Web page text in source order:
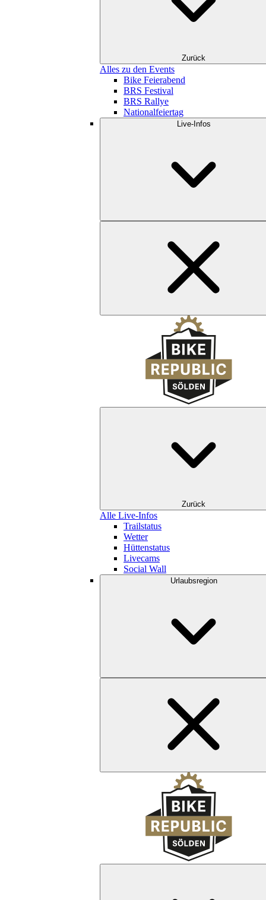
Zurück
Alles zu den Events
Bike Feierabend
BRS Festival
BRS Rallye
Nationalfeiertag
Live-Infos
Zurück
Alle Live-Infos
Trailstatus
Wetter
Hüttenstatus
Livecams
Social Wall
Urlaubsregion